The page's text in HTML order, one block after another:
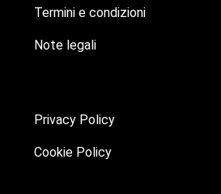
Termini e condizioni
Note legali
Privacy Policy
Cookie Policy